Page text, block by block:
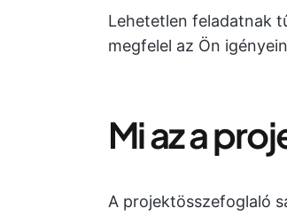
Lehetetlen feladatnak
megfelel az Ön
Mi az a
A projektösszefoglaló